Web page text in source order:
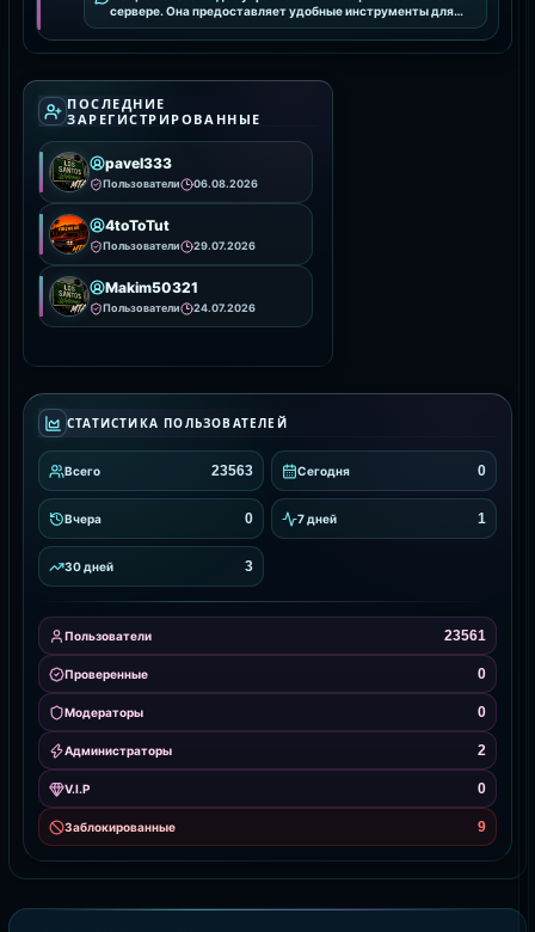
сервере. Она предоставляет удобные инструменты для
интеграции и настройки анимаций, улучшая визуальное
ПОСЛЕДНИЕ
ЗАРЕГИСТРИРОВАННЫЕ
pavel333
Пользователи 06.08.2026
4toToTut
Пользователи 29.07.2026
Makim50321
Пользователи 24.07.2026
СТАТИСТИКА ПОЛЬЗОВАТЕЛЕЙ
Всего 23563 Сегодня 0
Вчера 0 7 дней 1
30 дней 3
Пользователи 23561
Проверенные 0
Модераторы 0
Администраторы 2
V.I.P 0
Заблокированные 9